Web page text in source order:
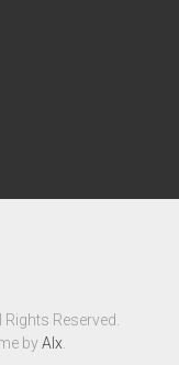
Reserved.
byAlx